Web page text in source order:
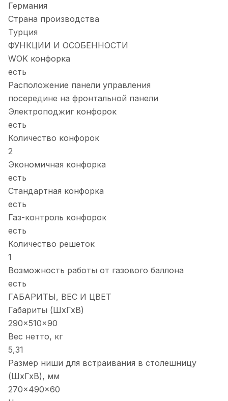
Германия
Страна производства
Турция
ФУНКЦИИ И ОСОБЕННОСТИ
WOK конфорка
есть
Расположение панели управления
посередине на фронтальной панели
Электроподжиг конфорок
есть
Количество конфорок
2
Экономичная конфорка
есть
Стандартная конфорка
есть
Газ-контроль конфорок
есть
Количество решеток
1
Возможность работы от газового баллона
есть
ГАБАРИТЫ, ВЕС И ЦВЕТ
Габариты (ШхГхВ)
290x510x90
Вес нетто, кг
5,31
Размер ниши для встраивания в столешницу
(ШхГхВ), мм
270x490x60